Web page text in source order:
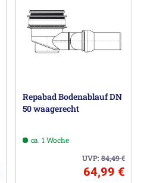
Repabad Bodenablauf DN
50 waagerecht
ca. 1 Woche
UVP:84,49€
64,99 €